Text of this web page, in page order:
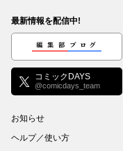
最新情報を配信中!
編集部ブログ
コミックDAYS
@comicdays_team
お知らせ
ヘルプ／使い方